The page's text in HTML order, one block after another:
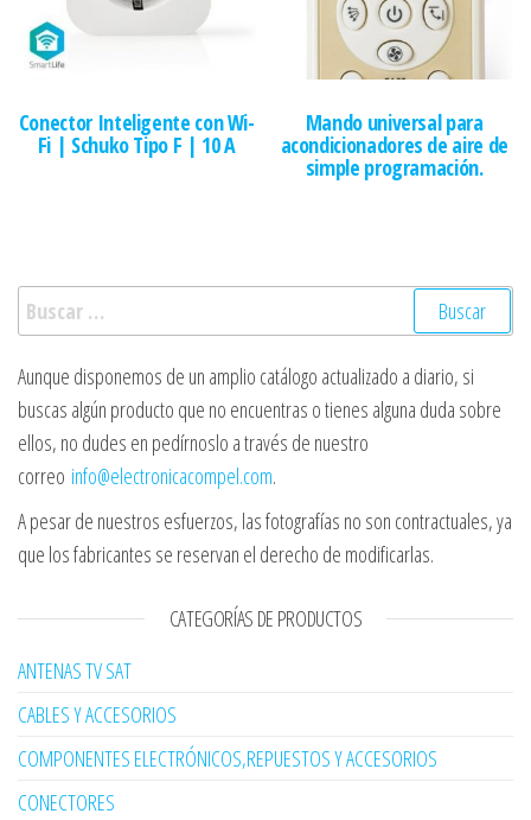
Conector Inteligente con Wi-
Fi | Schuko Tipo F | 10 A
Mando universal para
acondicionadores de aire de
simple programación.
Buscar:
Aunque disponemos de un amplio catálogo actualizado a diario, si
buscas algún producto que no encuentras o tienes alguna duda sobre
ellos, no dudes en pedírnoslo a través de nuestro
correo info@electronicacompel.com.
A pesar de nuestros esfuerzos, las fotografías no son contractuales, ya
que los fabricantes se reservan el derecho de modificarlas.
CATEGORÍAS DE PRODUCTOS
ANTENAS TV SAT
CABLES Y ACCESORIOS
COMPONENTES ELECTRÓNICOS,REPUESTOS Y ACCESORIOS
CONECTORES